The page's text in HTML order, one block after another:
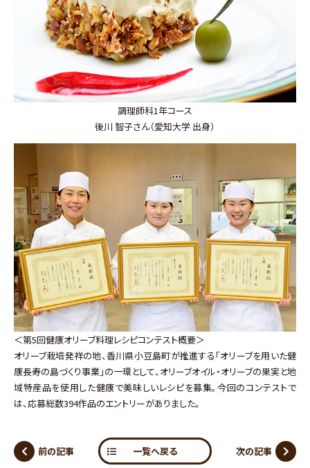
調理師科1年コース
後川 智子さん（愛知大学 出身）
＜第5回健康オリーブ料理レシピコンテスト概要＞
オリーブ栽培発祥の地、香川県小豆島町が推進する「オリーブを用いた健
康長寿の島づくり事業」の一環として、オリーブオイル・オリーブの果実と地
域特産品を使用した健康で美味しいレシピを募集。今回のコンテストで
は、応募総数394作品のエントリーがありました。
前の記事 一覧へ戻る 次の記事